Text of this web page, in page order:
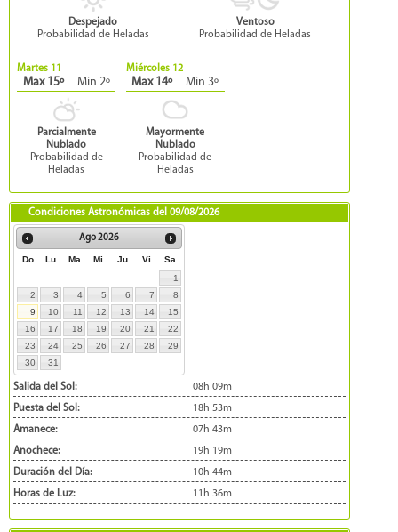
Despejado
Probabilidad de Heladas
Ventoso
Probabilidad de Heladas
Martes 11
Max 15º Min 2º
Parcialmente
Nublado
Probabilidad de
Heladas
Miércoles 12
Max 14º Min 3º
Mayormente
Nublado
Probabilidad de
Heladas
Condiciones Astronómicas del 09/08/2026
Ago2026
Do Lu Ma Mi Ju Vi
Sa
1
2
3 4 5 6 7
8
9
10 11 12 13 14
15
16
17 18 19 20 21
22
23
24 25 26 27 28
29
30
31
Salida del Sol:
08h 09m
Puesta del Sol:
18h 53m
Amanece:
07h 43m
Anochece:
19h 19m
Duración del Día:
10h 44m
Horas de Luz:
11h 36m